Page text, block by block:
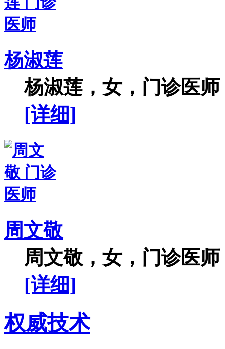
杨淑莲
杨淑莲，女，门诊医
[详细]
周文敬
周文敬，女，门诊医
[详细]
权威技术